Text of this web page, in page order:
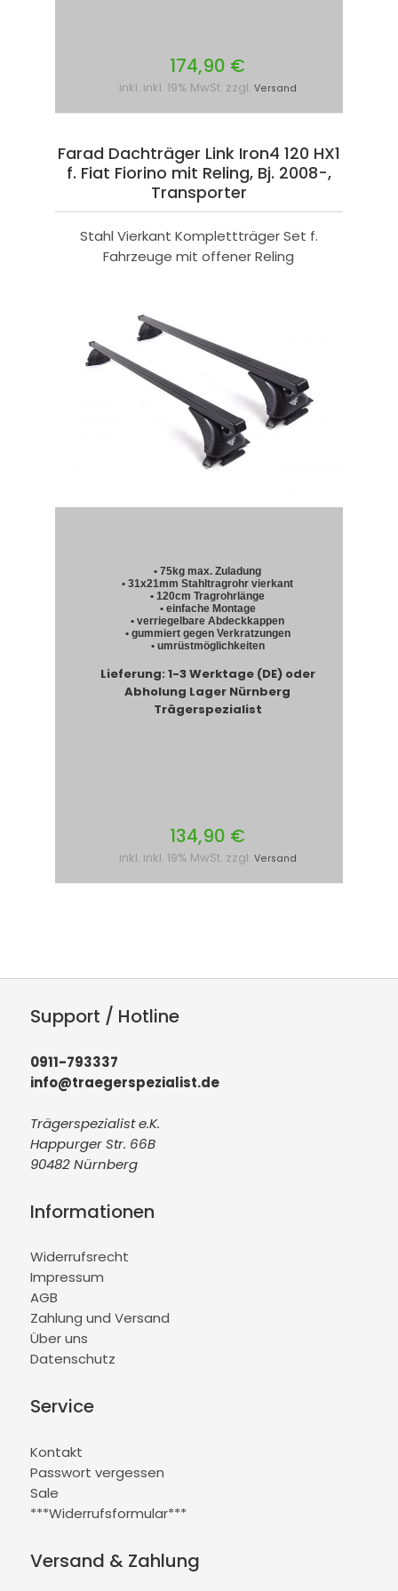
174,90 €
inkl. inkl. 19% MwSt. zzgl. Versand
Farad Dachträger Link Iron4 120 HX1
f. Fiat Fiorino mit Reling, Bj. 2008-,
Transporter
Stahl Vierkant Komplettträger Set f.
Fahrzeuge mit offener Reling
• 75kg max. Zuladung
• 31x21mm Stahltragrohr vierkant
• 120cm Tragrohrlänge
• einfache Montage
• verriegelbare Abdeckkappen
• gummiert gegen Verkratzungen
• umrüstmöglichkeiten
Lieferung: 1-3 Werktage (DE) oder
Abholung Lager Nürnberg
Trägerspezialist
134,90 €
inkl. inkl. 19% MwSt. zzgl. Versand
Support / Hotline
0911-793337
info@traegerspezialist.de
Trägerspezialist e.K.
Happurger Str. 66B
90482 Nürnberg
Informationen
Widerrufsrecht
Impressum
AGB
Zahlung und Versand
Über uns
Datenschutz
Service
Kontakt
Passwort vergessen
Sale
***Widerrufsformular***
Versand & Zahlung